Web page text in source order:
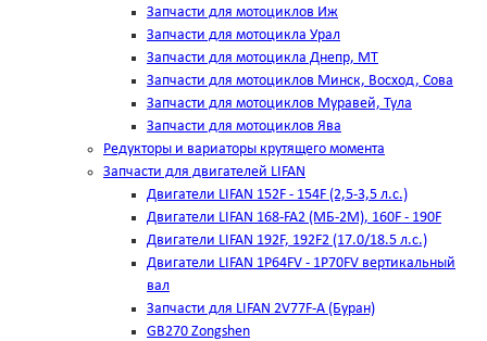
Запчасти для мотоциклов Иж
Запчасти для мотоцикла Урал
Запчасти для мотоцикла Днепр, МТ
Запчасти для мотоциклов Минск, Восход, Сова
Запчасти для мотоциклов Муравей, Тула
Запчасти для мотоциклов Ява
Редукторы и вариаторы крутящего момента
Запчасти для двигателей LIFAN
Двигатели LIFAN 152F - 154F (2,5-3,5 л.с.)
Двигатели LIFAN 168-FA2 (МБ-2М), 160F - 190F
Двигатели LIFAN 192F, 192F2 (17.0/18.5 л.с.)
Двигатели LIFAN 1Р64FV - 1Р70FV вертикальный
вал
Запчасти для LIFAN 2V77F-A (Буран)
GB270 Zongshen